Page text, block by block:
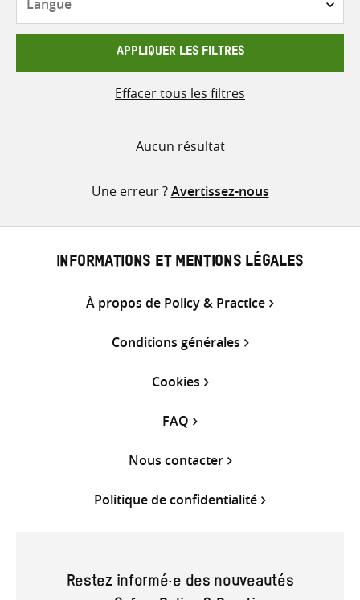
APPLIQUER LES FILTRES
Effacer tous les filtres
Aucun résultat
Une erreur ?Avertissez-nous
INFORMATIONS ET MENTIONS LÉGALES
À propos de Policy & Practice
Conditions générales
Cookies
FAQ
Nous contacter
Politique de confidentialité
Restez informé·e des nouveautés